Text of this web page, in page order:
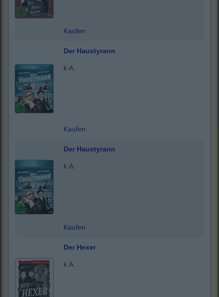
Kaufen
Der Haustyrann
k.A.
Kaufen
Der Haustyrann
k.A.
Kaufen
Der Hexer
k.A.